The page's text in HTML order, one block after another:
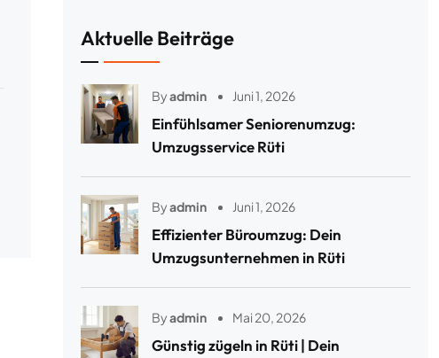
Aktuelle Beiträge
Byadmin Juni 1, 2026
Einfühlsamer Seniorenumzug:
Umzugsservice Rüti
Byadmin Juni 1, 2026
Effizienter Büroumzug: Dein
Umzugsunternehmen in Rüti
Byadmin Mai 20, 2026
Günstig zügeln in Rüti | Dein